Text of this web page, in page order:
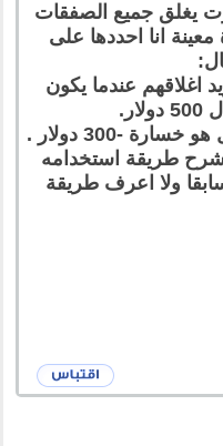
يغلق جميع الصفقات
انا احددها على
اغلاقهم عندما يكون
-300 دولار .
شرح طريقة استخدامه
ولا اعرف طريقة